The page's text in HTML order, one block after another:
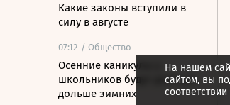
Какие законы вступили в
силу в августе
07:12 / Общество
Осенние каникулы у
школьников будут длиться
дольше зимних
На нашем
сайтом, вы
соответствии